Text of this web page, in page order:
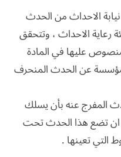
الاحداث من الحدث
رعاية الاحداث ، وتتحقق
عليها في المادة
عن الحدث المنحرف
المفرج عنه بأن يسلك
ان تضع هذا الحدث تحت
تعينها .